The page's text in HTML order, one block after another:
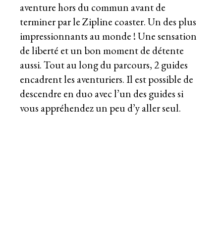
aventure hors du commun avant de
terminer par le Zipline coaster. Un des plus
impressionnants au monde ! Une sensation
de liberté et un bon moment de détente
aussi. Tout au long du parcours, 2 guides
encadrent les aventuriers. Il est possible de
descendre en duo avec l’un des guides si
vous appréhendez un peu d’y aller seul.